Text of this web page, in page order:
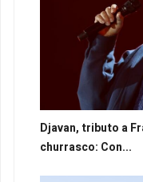
Djavan, tributo a
churrasco: Con...